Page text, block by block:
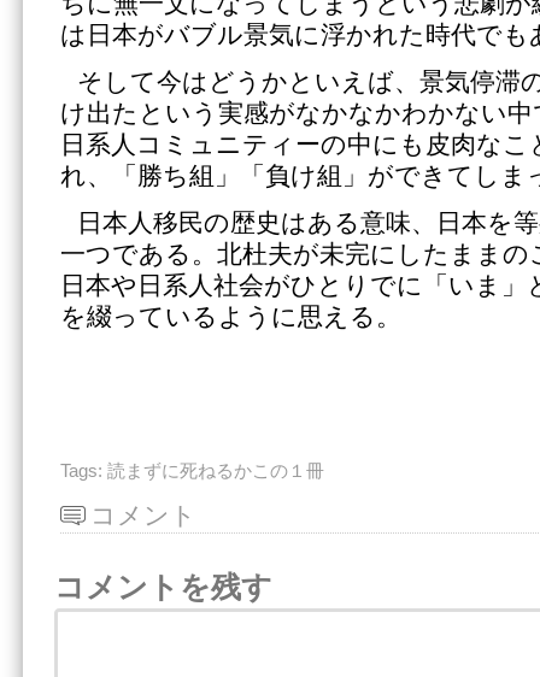
は日本がバブル景気に浮かれた時代でも
そして今はどうかといえば、景気停滞
け出たという実感がなかなかわかない
日系人コミュニティーの中にも皮肉なこ
れ、「勝ち組」「負け組」ができてしま
日本人移民の歴史はある意味、日本を
一つである。北杜夫が未完にしたままの
日本や日系人社会がひとりでに「いま」
を綴っているように思える。
Tags: 読まずに死ねるかこの１冊
コメント
コメントを残す